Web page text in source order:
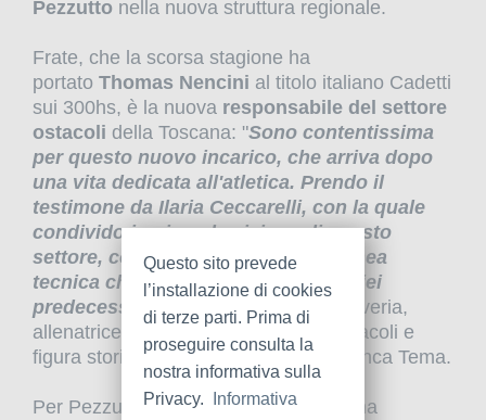
Pezzutto nella nuova struttura regionale.
Frate, che la scorsa stagione ha
portato Thomas Nencini al titolo italiano Cadetti
sui 300hs, è la nuova responsabile del settore
ostacoli della Toscana: "Sono contentissima
per questo nuovo incarico, che arriva dopo
una vita dedicata all'atletica. Prendo il
testimone da Ilaria Ceccarelli, con la quale
condivido in pieno la visione di questo
settore, continuerò con la stessa linea
tecnica che è stata impostata dai miei
predecessori", queste le parole di Saveria,
allenatrice specialista di velocità e ostacoli e
figura storica dell'Atletica Grosseto Banca Tema.
Per Pezzuto è arrivata invece la nomina
Questo sito prevede
l’installazione di cookies
di terze parti. Prima di
proseguire consulta la
nostra informativa sulla
Privacy.
Informativa